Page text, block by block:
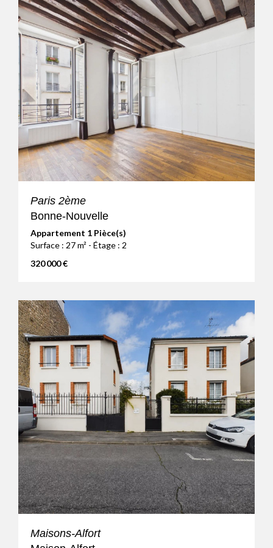
Paris 2ème
Bonne-Nouvelle
Appartement 1 Pièce(s)
Surface : 27 m² - Étage : 2
320 000 €
Maisons-Alfort